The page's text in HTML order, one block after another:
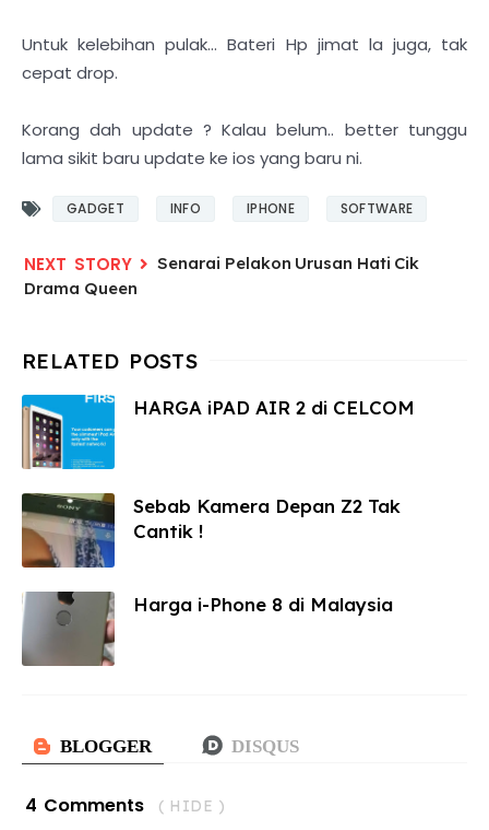
Untuk kelebihan pulak... Bateri Hp jimat la juga, tak
cepat drop.
Korang dah update ? Kalau belum.. better tunggu
lama sikit baru update ke ios yang baru ni.
GADGET INFO IPHONE SOFTWARE
Senarai Pelakon Urusan Hati Cik
Drama Queen
HARGA iPAD AIR 2 di CELCOM
Sebab Kamera Depan Z2 Tak
Cantik !
Harga i-Phone 8 di Malaysia
4 Comments ( HIDE )